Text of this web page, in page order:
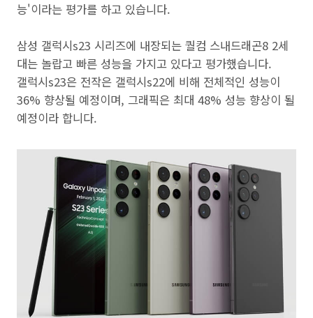
능'이라는 평가를 하고 있습니다.
삼성 갤럭시s23 시리즈에 내장되는 퀄컴 스내드래곤8 2세
대는 놀랍고 빠른 성능을 가지고 있다고 평가했습니다.
갤럭시s23은 전작은 갤럭시s22에 비해 전체적인 성능이
36% 향상될 예정이며, 그래픽은 최대 48% 성능 향상이 될
예정이라 합니다.